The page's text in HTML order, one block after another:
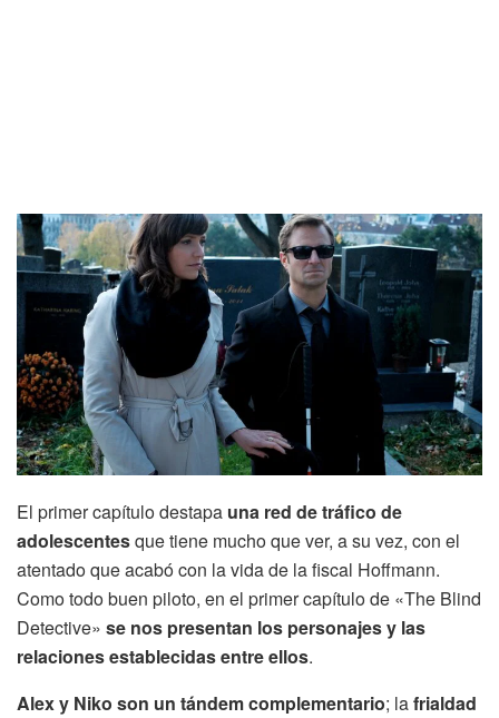
El primer capítulo destapa una red de tráfico de
adolescentesque tiene mucho que ver, a su vez, con el
atentado que acabó con la vida de la fiscal Hoffmann.
Como todo buen piloto, en el primer capítulo de «The Blind
Detective» se nos presentan los personajes y las
relaciones establecidas entre ellos.
Alex y Niko son un tándem complementario; lafrialdad